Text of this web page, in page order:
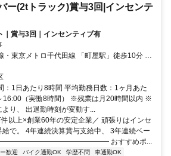
ー(2tトラック)賞与3回|インセンテ
｜賞与3回｜インセンティブ有
・東京メトロ千代田線 「町屋駅」徒歩10分 東
川線)「荒川二丁目駅」徒歩5分
：1日あたり8時間 平均勤務日数：1ヶ月あた
16:00（実働8時間） ※残業は月20時間以内 ※
り、 出退勤時刻が変動す...
以上×創業60年の安定企業／ 頑張りはインセ
で。 4年連続決算賞与支給中、 3年連続ベー
━━━━━━━━━━━━━━━━━ おすすめポ...
歓迎 バイク通勤OK 学歴不問
車通勤OK